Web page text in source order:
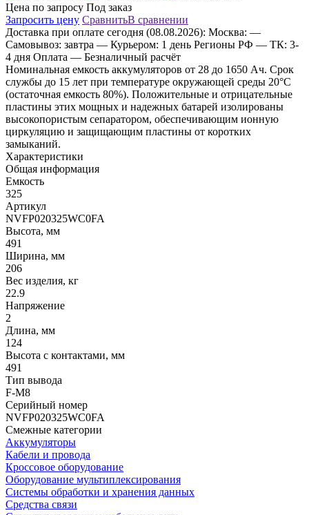
Цена по запросу Под заказ
Запросить цену СравнитьВ сравнении
Доставка при оплате сегодня (08.08.2026): Москва: —
Самовывоз: завтра — Курьером: 1 день Регионы РФ — ТК: 3-
4 дня Оплата — Безналичный расчёт
Номинальная емкость аккумуляторов от 28 до 1650 Aч. Срок
службы до 15 лет при температуре окружающей среды 20°C
(остаточная емкость 80%). Положительные и отрицательные
пластины этих мощных и надежных батарей изолированы
высокопористым сепаратором, обеспечивающим ионную
циркуляцию и защищающим пластины от коротких
замыканий.
Характеристики
Общая информация
Емкость
325
Артикул
NVFP020325WC0FA
Высота, мм
491
Ширина, мм
206
Вес изделия, кг
22.9
Напряжение
2
Длина, мм
124
Высота с контактами, мм
491
Тип вывода
F-M8
Серийный номер
NVFP020325WC0FA
Смежные категории
Аккумуляторы
Кабели и провода
Кроссовое оборудование
Оборудование мультиплексирования
Системы обработки и хранения данных
Средства связи